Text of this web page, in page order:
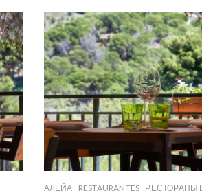
Arenys
de
Mar
АЛЕЙА RESTAURANTES РЕСТОРАНЫ В